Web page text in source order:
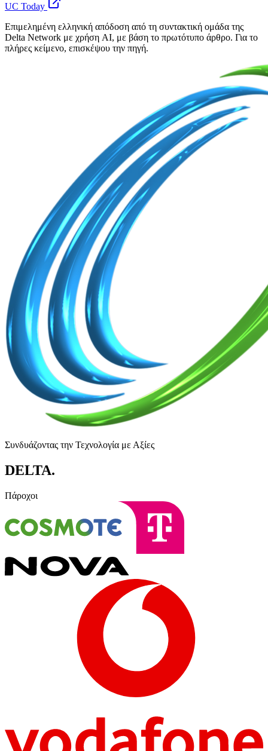
UC Today
Επιμελημένη ελληνική απόδοση από τη συντακτική ομάδα της
Delta Network με χρήση AI, με βάση το πρωτότυπο άρθρο. Για το
πλήρες κείμενο, επισκέψου την πηγή.
Συνδυάζοντας την Τεχνολογία με Αξίες
DELTA.
Πάροχοι